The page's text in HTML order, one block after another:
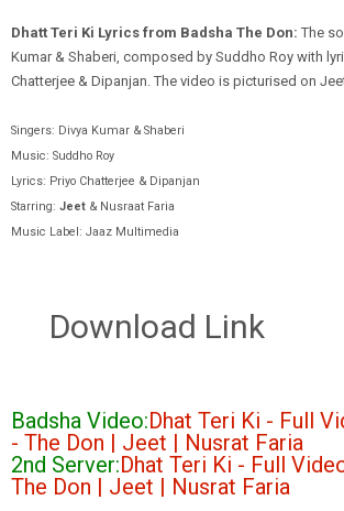
Dhatt Teri Ki‬‬ Lyrics from Badsha The Don: The
Kumar & Shaberi, composed by Suddho Roy‬ with
Chatterjee & Dipanjan. The video is picturised on
Singers: Divya Kumar & Shaberi
Music: Suddho Roy‬
Lyrics: Priyo Chatterjee & Dipanjan
Starring: Jeet & Nusraat Faria
Music Label: Jaaz Multimedia
Download Link
Badsha Video:Dhat Teri Ki - Full
- The Don | Jeet | Nusrat Faria
2nd Server:Dhat Teri Ki - Full
The Don | Jeet | Nusrat Faria